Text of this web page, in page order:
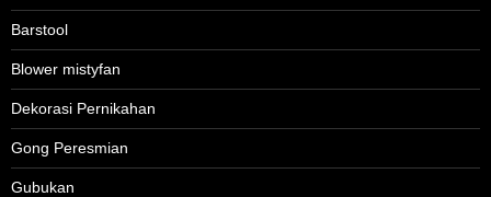
Barstool
Blower mistyfan
Dekorasi Pernikahan
Gong Peresmian
Gubukan